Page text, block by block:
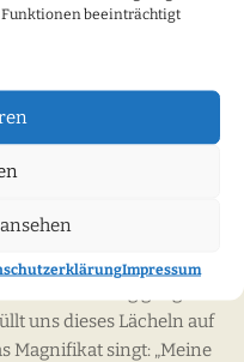
beeinträchtigt
Impressum
Lächeln Mariens gilt
und Linderung finden
ist keine Frage
Sentimentalismus; es
der lebendigen und
gegeben hat. Der
zu betrachten, heißt
uns dieses Lächeln auf
Magnifikat singt: „Meine